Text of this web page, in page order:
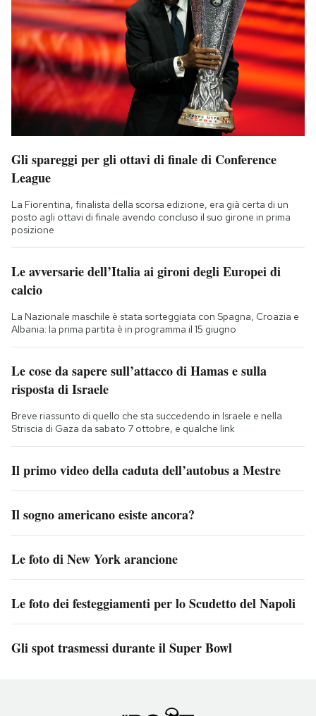
Gli spareggi per gli ottavi di finale di Conference
League
La Fiorentina, finalista della scorsa edizione, era già certa di un
posto agli ottavi di finale avendo concluso il suo girone in prima
posizione
Le avversarie dell’Italia ai gironi degli Europei di
calcio
La Nazionale maschile è stata sorteggiata con Spagna, Croazia e
Albania: la prima partita è in programma il 15 giugno
Le cose da sapere sull’attacco di Hamas e sulla
risposta di Israele
Breve riassunto di quello che sta succedendo in Israele e nella
Striscia di Gaza da sabato 7 ottobre, e qualche link
Il primo video della caduta dell’autobus a Mestre
Il sogno americano esiste ancora?
Le foto di New York arancione
Le foto dei festeggiamenti per lo Scudetto del Napoli
Gli spot trasmessi durante il Super Bowl